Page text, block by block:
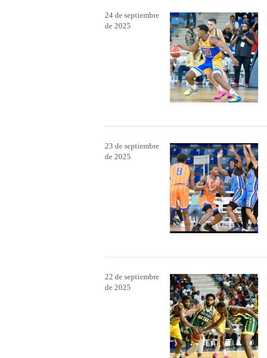
24 de septiembre
de 2025
23 de septiembre
de 2025
22 de septiembre
de 2025